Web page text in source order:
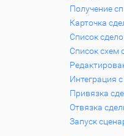
Получение
Карточка
Список
Список схем
Интеграция
Привязка
Отвязка
Запуск